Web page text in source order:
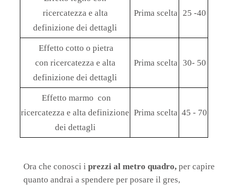
ricercatezza e alta
definizione dei dettagli
Prima scelta 25 -40
Effetto cotto o pietra
con ricercatezza e alta
definizione dei dettagli
Prima scelta 30- 50
Effetto marmo con
ricercatezza e alta definizione
dei dettagli
Prima scelta 45 - 70
Ora che conosci i prezzi al metro quadro, per capire
quanto andrai a spendere per posare il gres,